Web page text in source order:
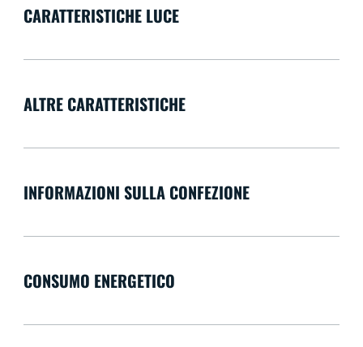
CARATTERISTICHE LUCE
ALTRE CARATTERISTICHE
INFORMAZIONI SULLA CONFEZIONE
CONSUMO ENERGETICO